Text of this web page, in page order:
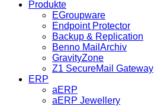
Produkte
EGroupware
Endpoint Protector
Backup & Replication
Benno MailArchiv
GravityZone
Z1 SecureMail Gateway
ERP
aERP
aERP Jewellery